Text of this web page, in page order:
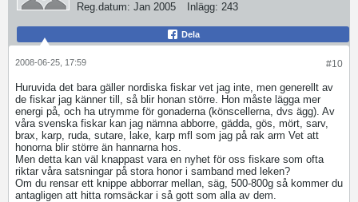
Reg.datum: Jan 2005 Inlägg: 243
Dela
#10
2008-06-25, 17:59
Huruvida det bara gäller nordiska fiskar vet jag inte, men generellt av
de fiskar jag känner till, så blir honan större. Hon måste lägga mer
energi på, och ha utrymme för gonaderna (könscellerna, dvs ägg). Av
våra svenska fiskar kan jag nämna abborre, gädda, gös, mört, sarv,
brax, karp, ruda, sutare, lake, karp mfl som jag på rak arm Vet att
honorna blir större än hannarna hos.
Men detta kan väl knappast vara en nyhet för oss fiskare som ofta
riktar våra satsningar på stora honor i samband med leken?
Om du rensar ett knippe abborrar mellan, säg, 500-800g så kommer du
antagligen att hitta romsäckar i så gott som alla av dem.